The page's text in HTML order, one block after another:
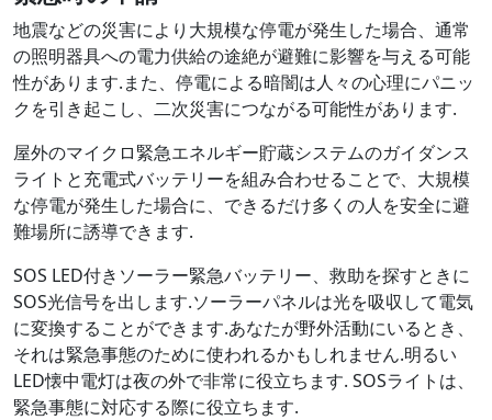
地震などの災害により大規模な停電が発生した場合、通常
の照明器具への電力供給の途絶が避難に影響を与える可能
性があります.また、停電による暗闇は人々の心理にパニッ
クを引き起こし、二次災害につながる可能性があります.
屋外のマイクロ緊急エネルギー貯蔵システムのガイダンス
ライトと充電式バッテリーを組み合わせることで、大規模
な停電が発生した場合に、できるだけ多くの人を安全に避
難場所に誘導できます.
SOS LED付きソーラー緊急バッテリー、救助を探すときに
SOS光信号を出します.ソーラーパネルは光を吸収して電気
に変換することができます.あなたが野外活動にいるとき、
それは緊急事態のために使われるかもしれません.明るい
LED懐中電灯は夜の外で非常に役立ちます. SOSライトは、
緊急事態に対応する際に役立ちます.